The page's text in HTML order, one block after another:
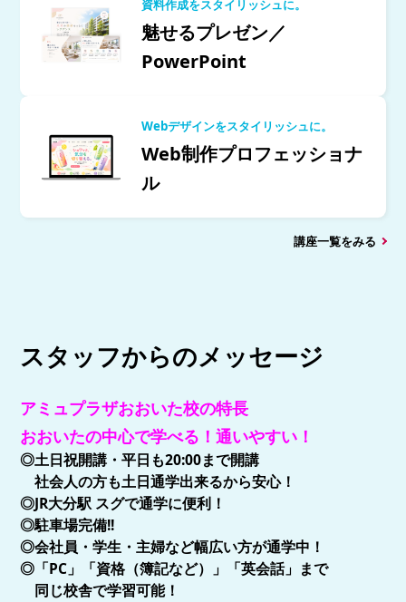
資料作成をスタイリッシュに。
魅せるプレゼン／
PowerPoint
Webデザインをスタイリッシュに。
Web制作プロフェッショナ
ル
講座一覧をみる
スタッフからのメッセージ
アミュプラザおおいた校の特長
おおいたの中心で学べる！通いやすい！
◎土日祝開講・平日も20:00まで開講
社会人の方も土日通学出来るから安心！
◎JR大分駅 スグで通学に便利！
◎駐車場完備!!
◎会社員・学生・主婦など幅広い方が通学中！
◎「PC」「資格（簿記など）」「英会話」まで
同じ校舎で学習可能！